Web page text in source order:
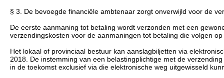
§ 3. De bevoegde financiële ambtenaar zorgt onverwijld voor de
De eerste aanmaning tot betaling wordt verzonden met een
verzendingskosten voor de aanmaningen tot betaling die volgen
Het lokaal of provinciaal bestuur kan aanslagbiljetten via
2018. De instemming van een belastingplichtige met de
in de toekomst exclusief via die elektronische weg uitgewisseld